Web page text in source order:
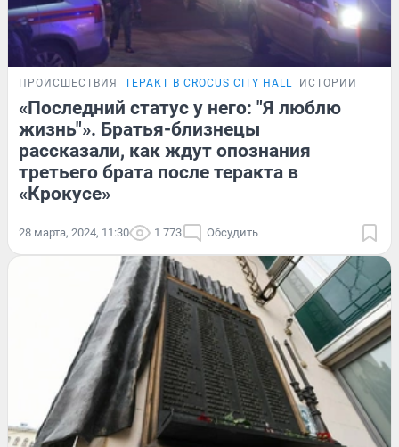
ПРОИСШЕСТВИЯ ТЕРАКТ В CROCUS CITY HALL ИСТОРИИ
«Последний статус у него: "Я люблю
жизнь"». Братья-близнецы
рассказали, как ждут опознания
третьего брата после теракта в
«Крокусе»
28 марта, 2024, 11:30 1 773 Обсудить